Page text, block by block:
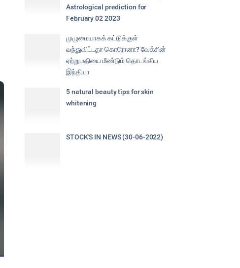
Astrological prediction for
February 02 2023
முழுமையாகக் கட்டுக்குள்
வந்துவிட்டதா கொரோனா? வேக்சின்
ஏற்றுமதியை மீண்டும் தொடங்கிய
இந்தியா
5 natural beauty tips for skin
whitening
STOCK'S IN NEWS (30-06-2022)